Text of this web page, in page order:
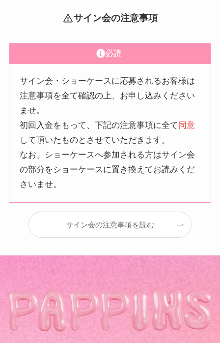
サイン会の注意事項
必読
サイン会・ショーケースに応募されるお客様は
注意事項を全て確認の上、お申し込みください
ませ。
初回入金をもって、下記の注意事項に全て 同意
して頂いたものとさせていただきます。
なお、ショーケースへ参加される方はサイン会
の部分をショーケースに置き換えてお読みくだ
さいませ。
サイン会の注意事項を読む